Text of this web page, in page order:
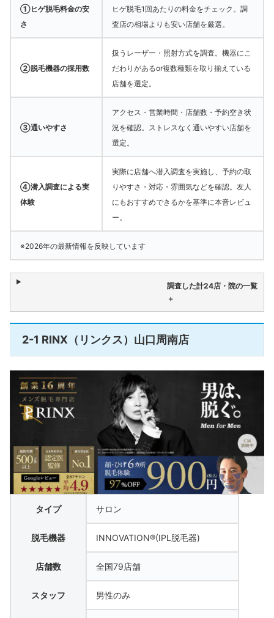
①ヒゲ脱毛料金の安
さ
ヒゲ脱毛1回あたりの料金をチェック。調
査店の相場よりも安い店舗を厳選。
②脱毛機器の採用数
扱うレーザー・照射方式を調査。機器にこ
だわりがあるor複数種類を取り揃えている
店舗を選定。
③通いやすさ
アクセス・営業時間・店舗数・予約空き状
況を確認。ストレスなく通いやすい店舗を
選定。
④潜入調査による実
体験
実際に店舗へ潜入調査を実施し、予約の取
りやすさ・対応・雰囲気などを確認。友人
にもおすすめできるかを基準に本音レビュ
ー。
※2026年の最新情報を反映しています
調査した計24店・院の一覧
＋
2-1 RINX（リンクス）山口周南店
タイプ サロン
脱毛機器 INNOVATION®(IPL脱毛器)
店舗数 全国79店舗
スタッフ 男性のみ